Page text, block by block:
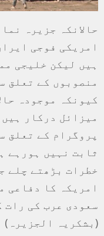
حالانکہ جزیرہ
امریکی فوجی
ہیں لیکن خلیجی
منصوبوں کے تعلق
کیونکہ موجودہ
میزائل درکار
پروگرام کے تعلق
ثابت نہیں ہورہے
خطرات بڑھتے چلے
امریکہ کا دفاعی
سعودی عرب کی رات
(بشکریہ الجزیرہ)